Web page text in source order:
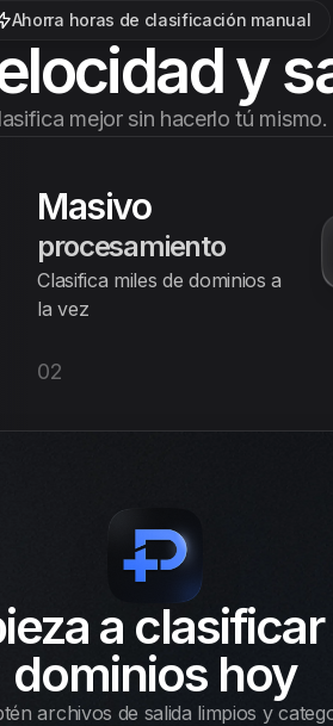
Ahorra horas de clasificación manual
y
mejor sin hacerlo tú mismo.
Masivo
procesamiento
Clasifica miles de dominios a
la vez
02
a
dominios hoy
archivos de salida limpios y